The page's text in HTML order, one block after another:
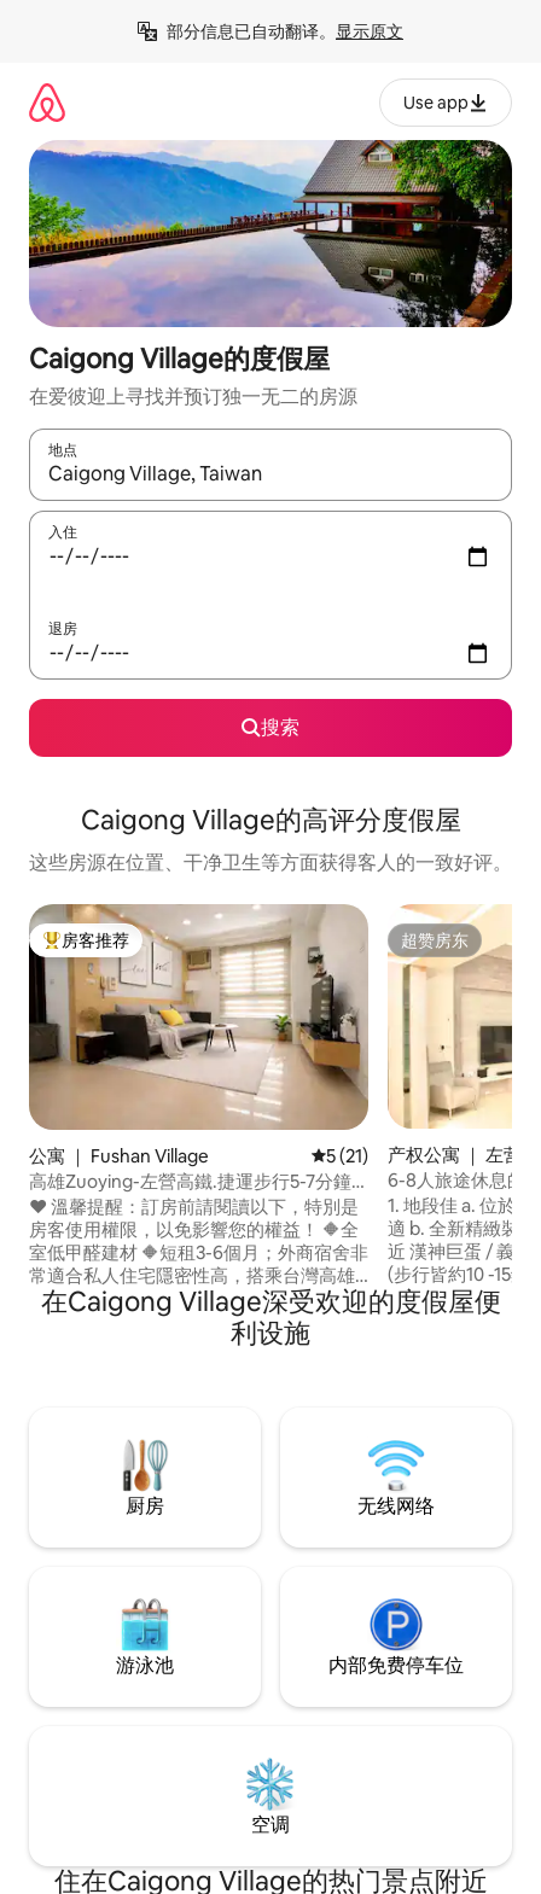
部分信息已自动翻译。 显示原文
Use app
Caigong Village的度假屋
在爱彼迎上寻找并预订独一无二的房源
地点
如有搜索结果，请使用上下方向键查看，或通过点击或滑动手势
入住
退房
搜索
Caigong Village的高评分度假屋
这些房源在位置、干净卫生等方面获得客人的一致好评。
热门「房客推荐」
房客推荐
公寓 ｜ Fushan Village 平均评分 5 分（满分 5 分）
5 (21)
高雄Zuoying-左營高鐵.捷運步行5-7分鐘.
近美食圈 巨蛋.瑞豐夜市/短月租
❤️ 溫馨提醒：訂房前請閱讀以下，特別是
房客使用權限，以免影響您的權益！ 🔶全
室低甲醛建材 🔶短租3-6個月；外商宿舍非
常適合私人住宅隱密性高，搭乘台灣高雄
左營高鐵！ 1.可供1~4人入住 ，請提前溝
通! 2. 步行左營高鐵7分鐘，交通機能方便!
3.短租帶看時間為PM1:00-8:00 4.2房2廳+1
日 當天最高$180。 5. 2人入住只會開一間
房,如需要多房間需要補收費用! 6.只配合短
租長租! 7.使用廚房須押金5000台幣 8.住宿
超過7天，另有優惠！ 9.提供洗衣機（僅洗
惠 11. 室內抽菸罰款新台幣$20,000 *因應
計的空間給air bnb朋友,凡是台灣籍入住,為
避免釣魚等破壞air bnb友好模式,請訂單完
成後,提供台灣身分證反面(本人)進行登記,
超赞房东
超赞房东
产权公寓 ｜ 左营区
6-8人旅途休息的
挑高客廳/獨立廚
1. 地段佳 a. 位於左營市中心 , 高樓層安靜舒
適 b. 全新精緻裝潢 c. 周邊口碑餐廳林立 d.
近 漢神巨蛋 / 義享
(步行皆約10 -15鐘) e. 好停車 - 對面有付費
停車場。 f. 捷運凹子底及巨蛋站或輕軌愛
河之星.步行可到。 2. 入住說明 a. 加大雙人
一瓶600c.c.礦泉
供使用 e. 提供兩
適合舉辦派對 g.
掃服務 ， 請維護整
低音量.嚴禁吸毒
處理，不便之處敬
在Caigong Village深受欢迎的度假屋便
利设施
厨房 无线网络
游泳池 内部免费停车位
空调
住在Caigong Village的热门景点附近